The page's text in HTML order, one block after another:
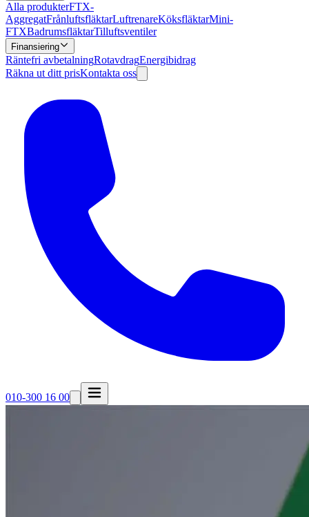
Alla produkterFTX-
AggregatFrånluftsfläktarLuftrenareKöksfläktarMini-
FTXBadrumsfläktarTilluftsventiler
Finansiering
Räntefri avbetalningRotavdragEnergibidrag
Räkna ut ditt prisKontakta oss
010-300 16 00